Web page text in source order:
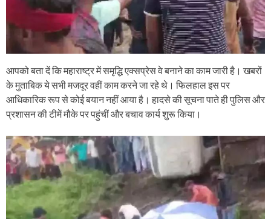
आपको बता दें कि महाराष्ट्र में समृद्धि एक्सप्रेस वे बनाने का काम जारी है। खबरों
के मुताबिक ये सभी मजदूर वहीं काम करने जा रहे थे। फिलहाल इस पर
आधिकारिक रूप से कोई बयान नहीं आया है। हादसे की सूचना पाते ही पुलिस और
प्रशासन की टीमें मौके पर पहुंचीं और बचाव कार्य शुरू किया।